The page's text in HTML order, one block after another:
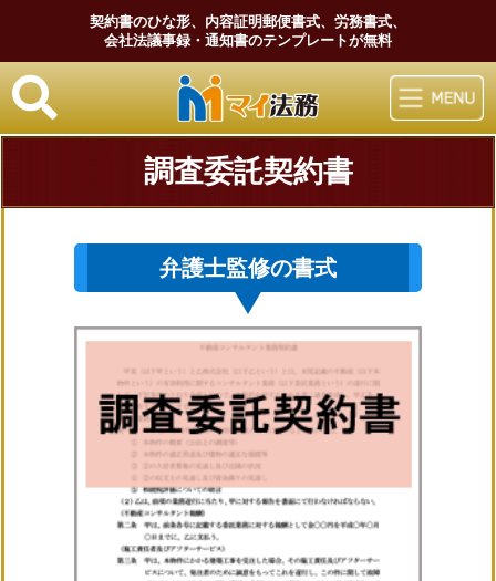
契約書のひな形、内容証明郵便書式、労務書式、
会社法議事録・通知書のテンプレートが無料
マイ法務
調査委託契約書
弁護士監修の書式